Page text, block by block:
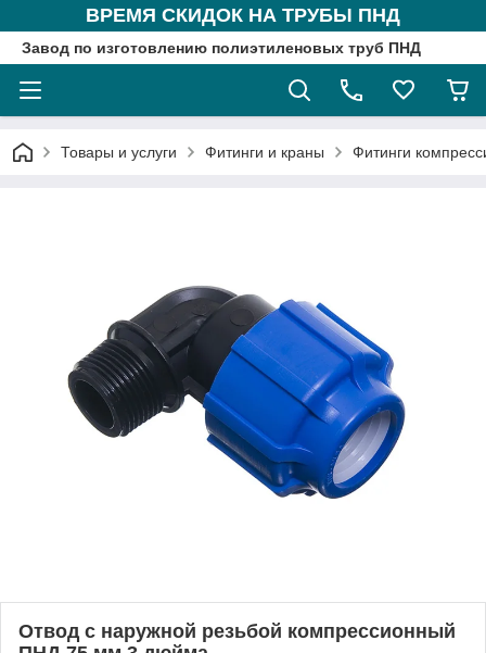
ВРЕМЯ СКИДОК НА ТРУБЫ ПНД
Завод по изготовлению полиэтиленовых труб ПНД
Товары и услуги Фитинги и краны Фитинги
Отвод с наружной резьбой компрессионный